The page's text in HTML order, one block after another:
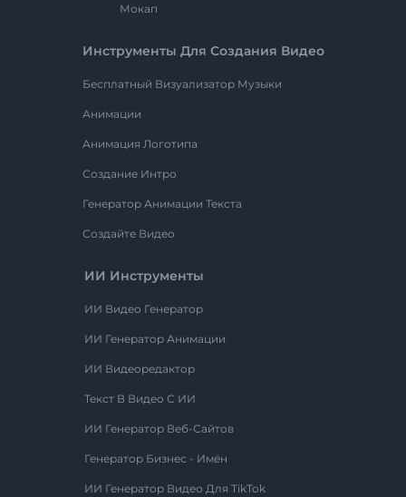
Мокап
Инструменты Для Создания Видео
Бесплатный Визуализатор Музыки
Анимации
Анимация Логотипа
Создание Интро
Генератор Анимации Текста
Создайте Видео
ИИ Инструменты
ИИ Видео Генератор
ИИ Генератор Анимации
ИИ Видеоредактор
Текст В Видео С ИИ
ИИ Генератор Веб-Сайтов
Генератор Бизнес - Имён
ИИ Генератор Видео Для TikTok